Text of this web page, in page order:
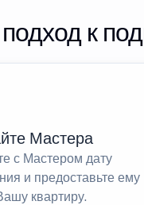
к
Мастера
с Мастером дату
и предоставьте ему
квартиру.